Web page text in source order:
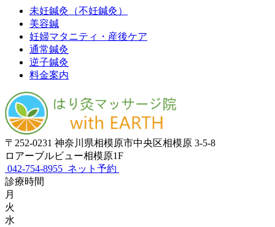
未妊鍼灸（不妊鍼灸）
美容鍼
妊婦マタニティ・産後ケア
通常鍼灸
逆子鍼灸
料金案内
〒252-0231 神奈川県相模原市中央区相模原 3-5-8
ロアーブルビュー相模原1F
042-754-8955 ネット予約
診療時間
月
火
水